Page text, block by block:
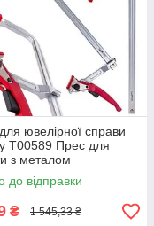
ювелірної справи
T00589 Прес для
з металом
до відправки
₴ 1 545,33 ₴